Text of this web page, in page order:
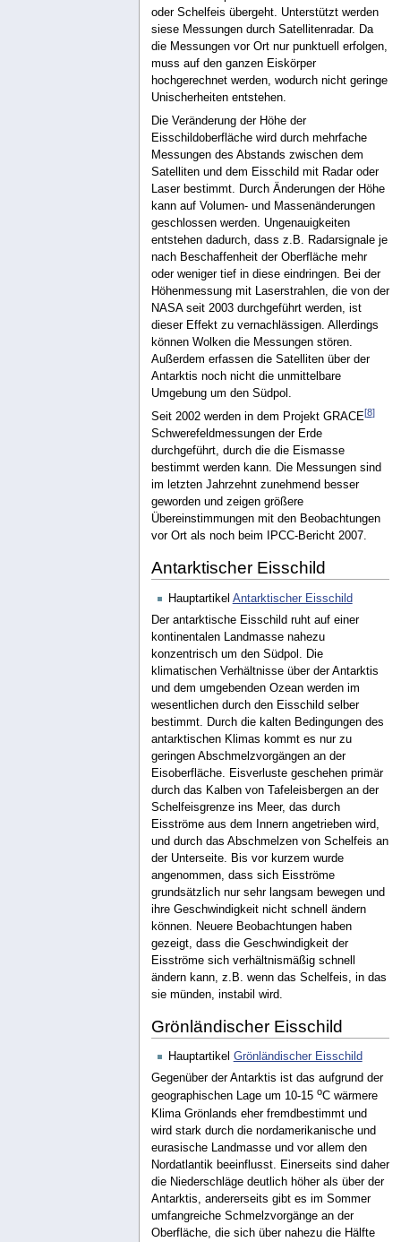
oder Schelfeis übergeht. Unterstützt werden
siese Messungen durch Satellitenradar. Da
die Messungen vor Ort nur punktuell erfolgen,
muss auf den ganzen Eiskörper
hochgerechnet werden, wodurch nicht geringe
Unischerheiten entstehen.
Die Veränderung der Höhe der
Eisschildoberfläche wird durch mehrfache
Messungen des Abstands zwischen dem
Satelliten und dem Eisschild mit Radar oder
Laser bestimmt. Durch Änderungen der Höhe
kann auf Volumen- und Massenänderungen
geschlossen werden. Ungenauigkeiten
entstehen dadurch, dass z.B. Radarsignale je
nach Beschaffenheit der Oberfläche mehr
oder weniger tief in diese eindringen. Bei der
Höhenmessung mit Laserstrahlen, die von der
NASA seit 2003 durchgeführt werden, ist
dieser Effekt zu vernachlässigen. Allerdings
können Wolken die Messungen stören.
Außerdem erfassen die Satelliten über der
Antarktis noch nicht die unmittelbare
Umgebung um den Südpol.
Seit 2002 werden in dem Projekt GRACE[8]
Schwerefeldmessungen der Erde
durchgeführt, durch die die Eismasse
bestimmt werden kann. Die Messungen sind
im letzten Jahrzehnt zunehmend besser
geworden und zeigen größere
Übereinstimmungen mit den Beobachtungen
vor Ort als noch beim IPCC-Bericht 2007.
Antarktischer Eisschild
Hauptartikel Antarktischer Eisschild
Der antarktische Eisschild ruht auf einer
kontinentalen Landmasse nahezu
konzentrisch um den Südpol. Die
klimatischen Verhältnisse über der Antarktis
und dem umgebenden Ozean werden im
wesentlichen durch den Eisschild selber
bestimmt. Durch die kalten Bedingungen des
antarktischen Klimas kommt es nur zu
geringen Abschmelzvorgängen an der
Eisoberfläche. Eisverluste geschehen primär
durch das Kalben von Tafeleisbergen an der
Schelfeisgrenze ins Meer, das durch
Eisströme aus dem Innern angetrieben wird,
und durch das Abschmelzen von Schelfeis an
der Unterseite. Bis vor kurzem wurde
angenommen, dass sich Eisströme
grundsätzlich nur sehr langsam bewegen und
ihre Geschwindigkeit nicht schnell ändern
können. Neuere Beobachtungen haben
gezeigt, dass die Geschwindigkeit der
Eisströme sich verhältnismäßig schnell
ändern kann, z.B. wenn das Schelfeis, in das
sie münden, instabil wird.
Grönländischer Eisschild
Hauptartikel Grönländischer Eisschild
Gegenüber der Antarktis ist das aufgrund der
geographischen Lage um 10-15 oC wärmere
Klima Grönlands eher fremdbestimmt und
wird stark durch die nordamerikanische und
eurasische Landmasse und vor allem den
Nordatlantik beeinflusst. Einerseits sind daher
die Niederschläge deutlich höher als über der
Antarktis, andererseits gibt es im Sommer
umfangreiche Schmelzvorgänge an der
Oberfläche, die sich über nahezu die Hälfte